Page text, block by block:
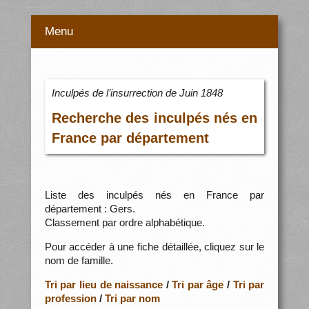
Menu
Inculpés de l’insurrection de Juin 1848
Recherche des inculpés nés en
France par département
Liste des inculpés nés en France par
département : Gers.
Classement par ordre alphabétique.
Pour accéder à une fiche détaillée, cliquez sur le
nom de famille.
Tri par lieu de naissance /Tri par âge / Tri par
profession/ Tri par nom